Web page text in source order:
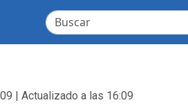
| Actualizado a las 16:09